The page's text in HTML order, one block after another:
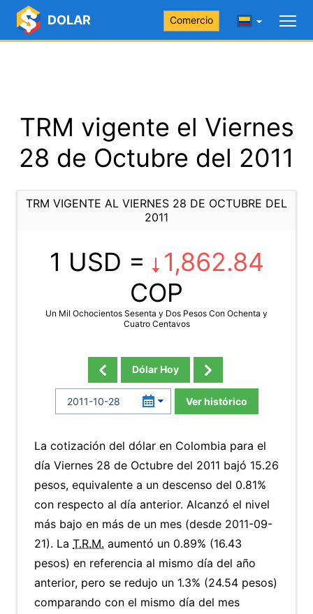
DOLAR Comercio
TRM vigente el Viernes
28 de Octubre del 2011
TRM VIGENTE AL VIERNES 28 DE OCTUBRE DEL
2011
1 USD =
1,862.84
COP
Un Mil Ochocientos Sesenta y Dos Pesos Con Ochenta y
Cuatro Centavos
Dólar Hoy
Ver histórico
La cotización del dólar en Colombia para el
día Viernes 28 de Octubre del 2011 bajó 15.26
pesos, equivalente a un descenso del 0.81%
con respecto al día anterior. Alcanzó el nivel
más bajo en más de un mes (desde 2011-09-
21). La T.R.M. aumentó un 0.89% (16.43
pesos) en referencia al mismo día del año
anterior, pero se redujo un 1.3% (24.54 pesos)
comparando con el mismo día del mes